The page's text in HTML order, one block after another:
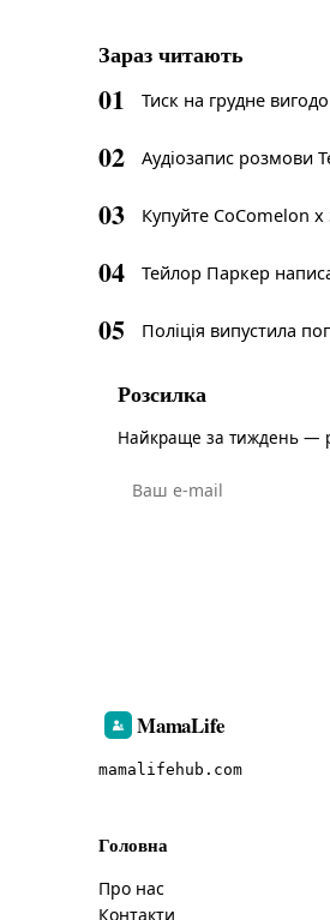
Зараз читають
01 Тиск на грудне
02 Аудіозапис розмови
03 Купуйте CoComelon
04 Тейлор Паркер
05 Поліція випустила
Розсилка
Найкраще за тиждень —
MamaLife
mamalifehub.com
Головна
Про нас
Контакти